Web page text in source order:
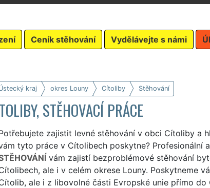
Ceník stěhování Vydělávejte s námi
kraj okres Louny Cítoliby Stěhování
STĚHOVACÍ PRÁCE
zajistit levné stěhování v obci Cítoliby a
tyto práce v Cítolibech poskytne? Profesionální
vám zajistí bezproblémové stěhování
ale i v celém okrese Louny. Poskytneme
ale i z libovolné části Evropské unie přímo